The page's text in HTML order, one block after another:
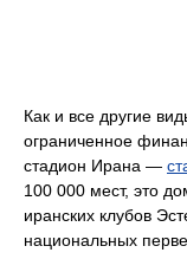
Как и все другие
ограниченное
стадион Ирана —
100 000 мест, это
иранских клубов
национальных